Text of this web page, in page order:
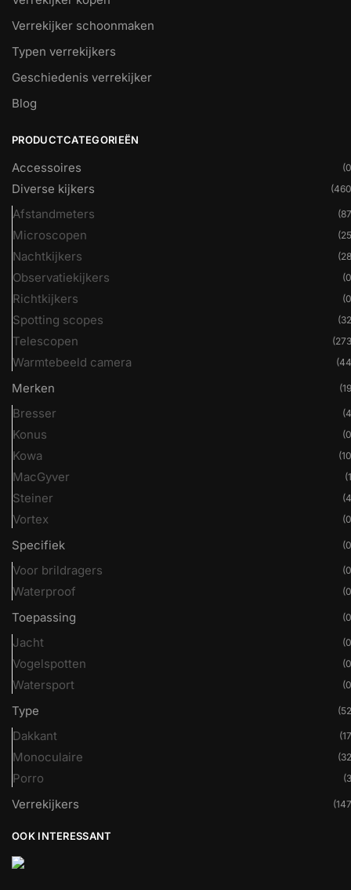
Verrekijker schoonmaken
Typen verrekijkers
Geschiedenis verrekijker
Blog
PRODUCTCATEGORIEËN
Accessoires
Diverse kijkers
Afstandmeters
Microscopen
Nachtkijkers
Observatiekijkers
Richtkijkers
Spotting scopes
Telescopen
Warmtebeeld camera
Merken
Bresser
Konus
Kowa
MacGyver
Steiner
Vortex
Specifiek
Voor brildragers
Waterproof
Toepassing
Jacht
Vogelspotten
Watersport
Type
Dakkant
Monoculaire
Porro
Verrekijkers
OOK INTERESSANT